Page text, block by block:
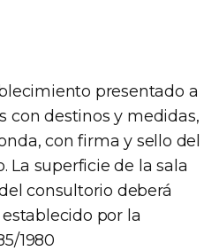
presentado a
con destinos y medidas,
con firma y sello del
La superficie de la sala
consultorio deberá
por la
1980